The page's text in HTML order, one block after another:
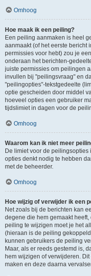
Omhoog
Hoe maak ik een peiling?
Een peiling aanmaken is heel
aanmaakt (of het eerste bericht
permissies voor hebt) zou je
onderaan het berichten-
juiste permissies om peilingen
invullen bij "peilingsvraag" en
"peilingopties"-tekstgedeelte
optie gescheiden door middel
hoeveel opties een gebruiker
tijdslimiet in dagen voor de
Omhoog
Waarom kan ik niet meer
De limiet voor de
opties denkt nodig te hebben
met de beheerder.
Omhoog
Hoe wijzig of verwijder ik een
Net zoals bij de berichten kan
degene die hem gemaakt
peiling te wijzigen moet je het
(hieraan is de peiling
kunnen gebruikers de peiling
Maar, als er reeds gestemd is,
hem wijzigen of verwijderen.
maken en deze daarna